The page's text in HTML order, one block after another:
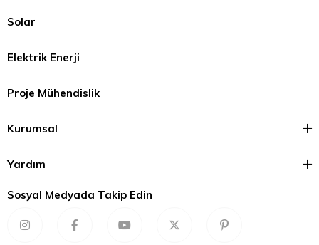
Solar
Elektrik Enerji
Proje Mühendislik
Kurumsal
Yardım
Sosyal Medyada Takip Edin